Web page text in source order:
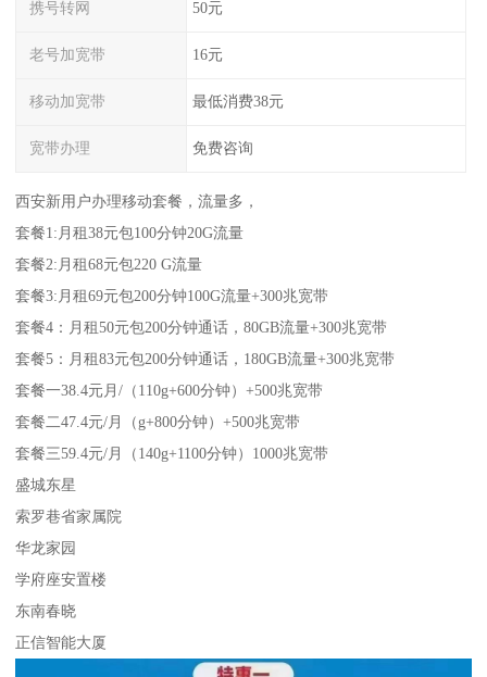
携号转网 50元
老号加宽带 16元
移动加宽带 最低消费38元
宽带办理 免费咨询
西安新用户办理移动套餐，流量多，
套餐1:月租38元包100分钟20G流量
套餐2:月租68元包220 G流量
套餐3:月租69元包200分钟100G流量+300兆宽带
套餐4：月租50元包200分钟通话，80GB流量+300兆宽带
套餐5：月租83元包200分钟通话，180GB流量+300兆宽带
套餐一38.4元月/（110g+600分钟）+500兆宽带
套餐二47.4元/月（g+800分钟）+500兆宽带
套餐三59.4元/月（140g+1100分钟）1000兆宽带
盛城东星
索罗巷省家属院
华龙家园
学府座安置楼
东南春晓
正信智能大厦